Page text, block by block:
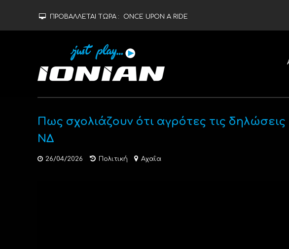
ΠΡΟΒΑΛΛΕΤΑΙ ΤΩΡΑ : ONCE UPON A RIDE
Πως σχολιάζουν ότι αγρότες τις
ΝΔ
26/04/2026 Πολιτική Αχαΐα